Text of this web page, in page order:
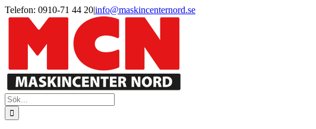
Fortsätt
till
innehållet
Facebook
Instagram
Telefon: 0910-71 44 20|info@maskincenternord.se
Sök
efter: